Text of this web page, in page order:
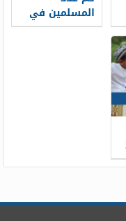
المسلمين في
روسيا 2026